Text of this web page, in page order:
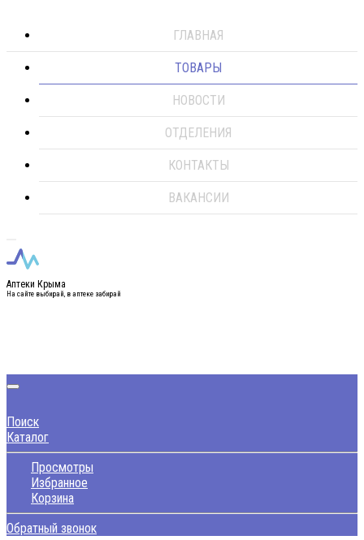
ГЛАВНАЯ
ТОВАРЫ
НОВОСТИ
ОТДЕЛЕНИЯ
КОНТАКТЫ
ВАКАНСИИ
Аптеки Крыма
На сайте выбирай, в аптеке забирай
Поиск
Каталог
Просмотры
Избранное
Корзина
Обратный звонок